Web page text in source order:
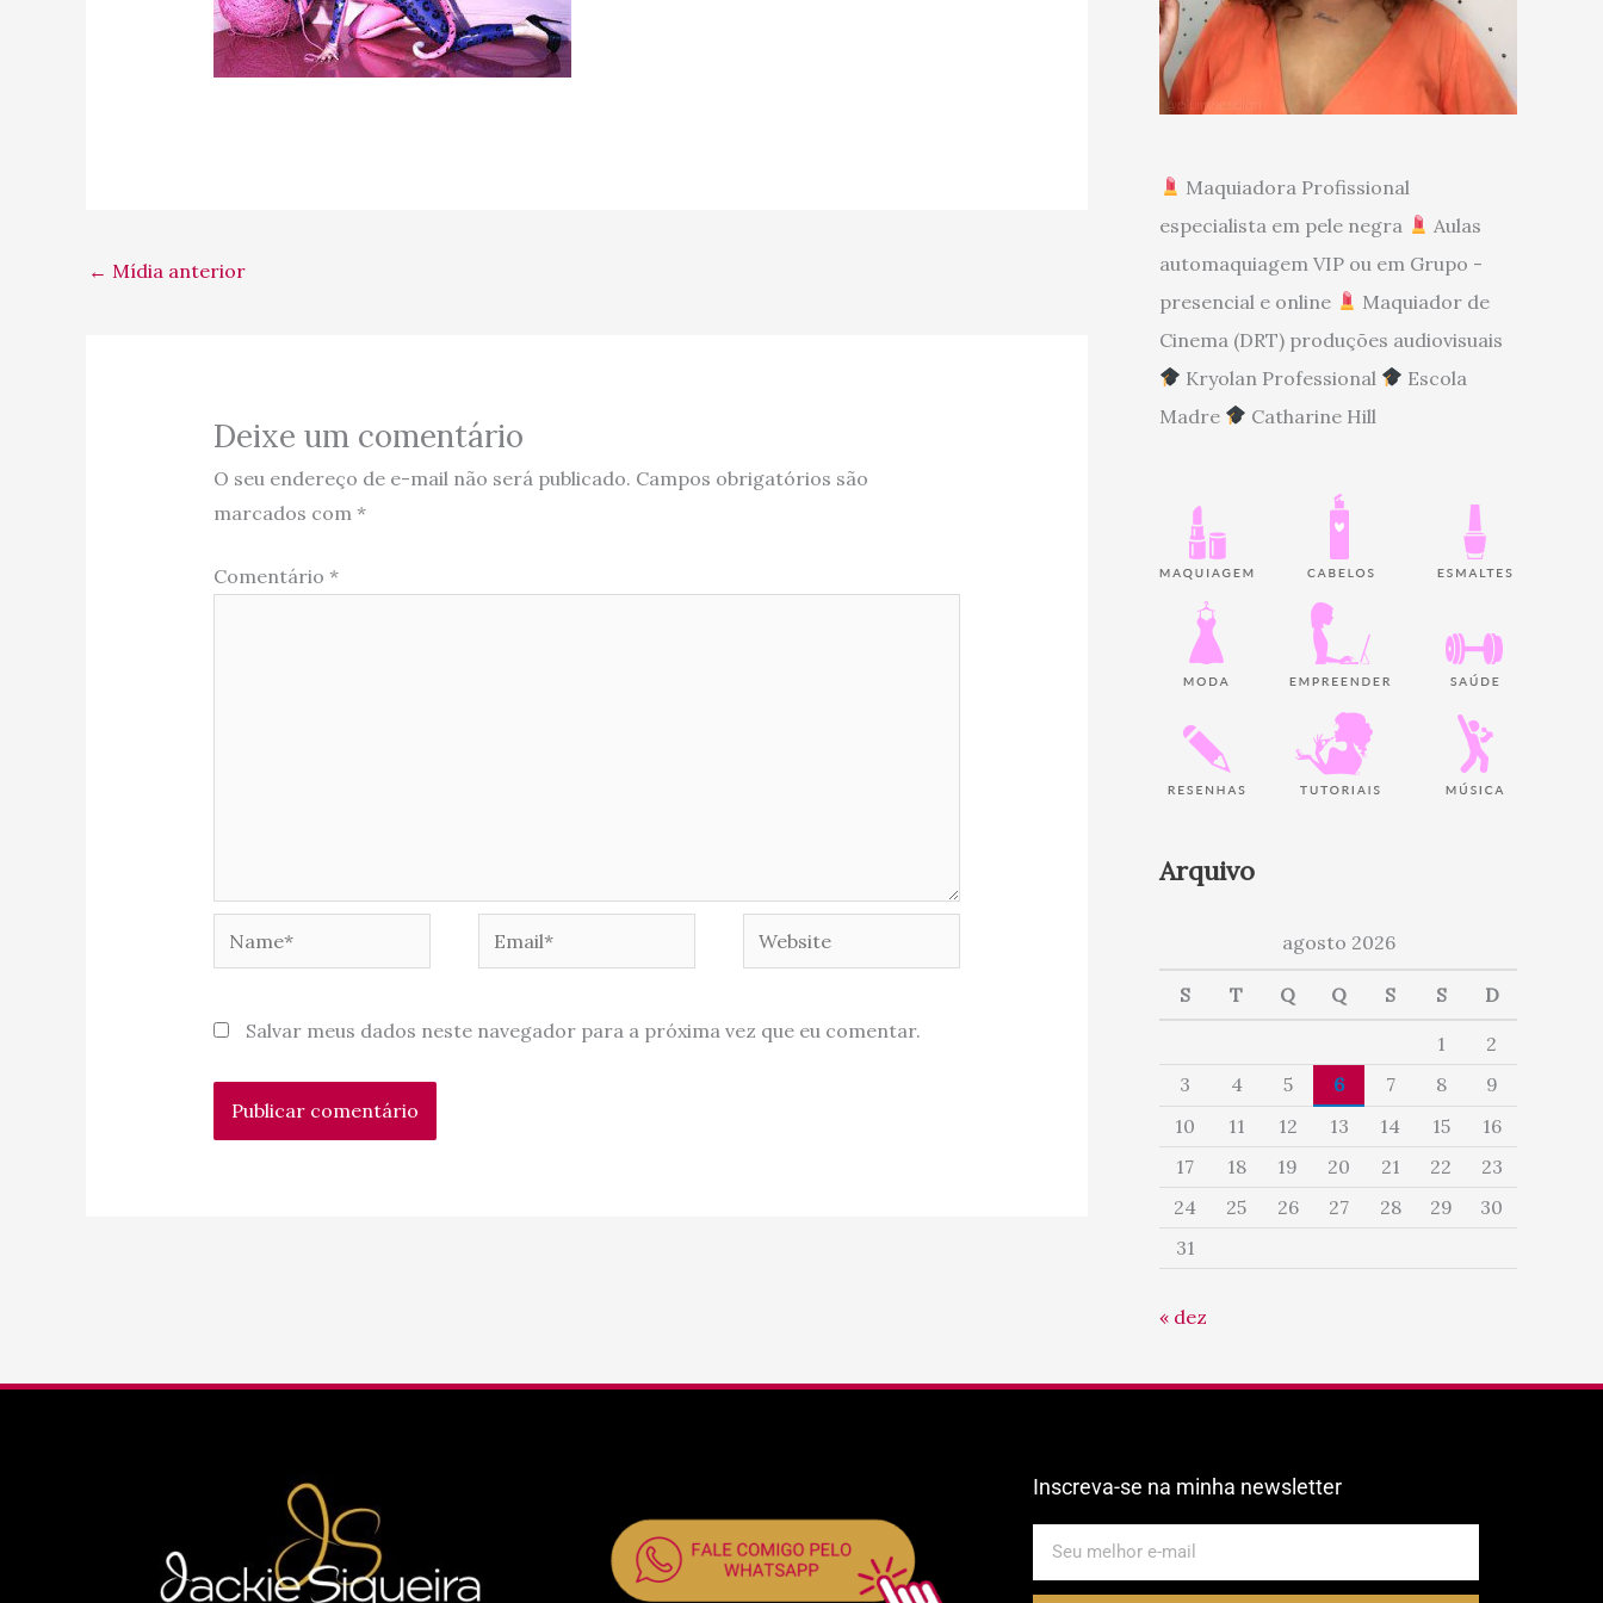
← Mídia anterior
Deixe um comentário
O seu endereço de e-mail não será publicado. Campos obrigatórios são
marcados com *
Comentário *
Website
Salvar meus dados neste navegador para a próxima vez que eu comentar.
Maquiadora Profissional
especialista em pele negra
Aulas
automaquiagem VIP ou em Grupo -
presencial e online
Maquiador de
Cinema (DRT) produções audiovisuais
Kryolan Professional
Escola
Madre
Catharine Hill
Arquivo
agosto 2026
S T Q Q S S D
1
2
3
4 5 6 7 8
9
10
11 12 13 14 15
16
17
18 19 20 21 22
23
24
25 26 27 28 29
30
31
« dez
Inscreva-se na minha newsletter